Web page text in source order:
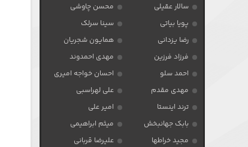
سالار عقیلی
محسن چاوشی
پویا بیاتی
سینا سرلک
رضا یزدانی
همایون شجریان
فرزاد فرزین
مهدی احمدوند
احمد سلو
احسان خواجه امیری
مهدی مقدم
علی لهراسبی
ترند اینستا
امیر علی
بابک جهانبخش
میثم ابراهیمی
مجید خراطها
علیرضا قربانی